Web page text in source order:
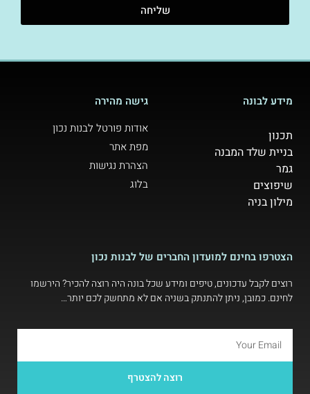
שליחה
מידע לבונה
תכנון
בניית שלד המבנה
גמר
שיפוצים
מילון בניה
גישה מהירה
אודות פורטל לבנות נכון
מפת אתר
הצהרת נגישות
בלוג
הצטרפו בחינם למועדון החברים של לבנות נכון
רוצים לקבל עדכונים, טיפים ומידע שכל בונה היה רוצה להכיר? הירשמו
לחינם. כמובן, ניתן להתנתק בשניה אם לא מתחשק לכם יותר…
רוצה להצטרף